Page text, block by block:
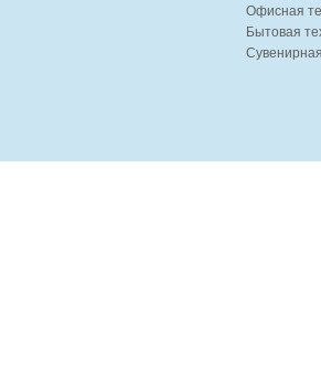
Офисная
Бытовая